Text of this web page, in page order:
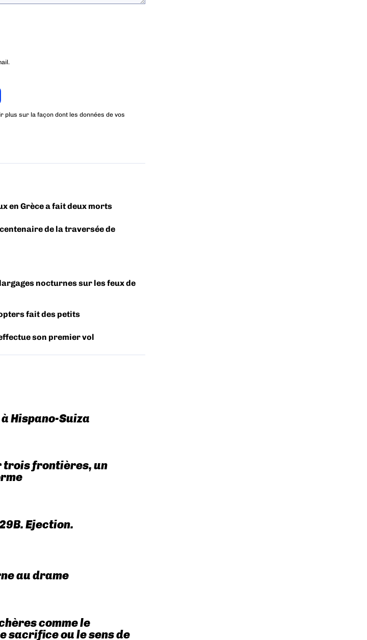
plus sur la façon dont les données de vos
en Grèce a fait deux morts
de la traversée de
nocturnes sur les feux de
fait des petits
son premier vol
Hispano-Suiza
trois frontières, un
Ejection.
au drame
comme le
sacrifice ou le sens de